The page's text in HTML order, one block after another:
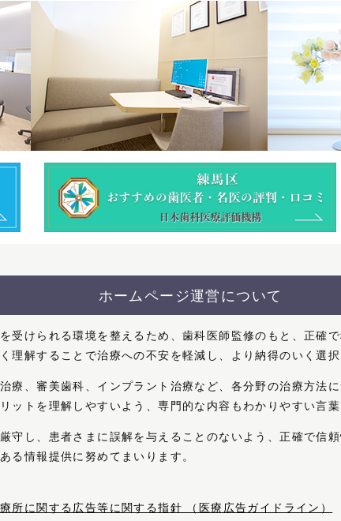
ホームページ運営について
受けられる環境を整えるため、歯科医師監修のもと、正確
理解することで治療への不安を軽減し、より納得のいく選
療、審美歯科、インプラント治療など、各分野の治療方法
ットを理解しやすいよう、専門的な内容もわかりやすい言葉
守し、患者さまに誤解を与えることのないよう、正確で信
る情報提供に努めてまいります。
所に関する広告等に関する指針 （医療広告ガイドライン）